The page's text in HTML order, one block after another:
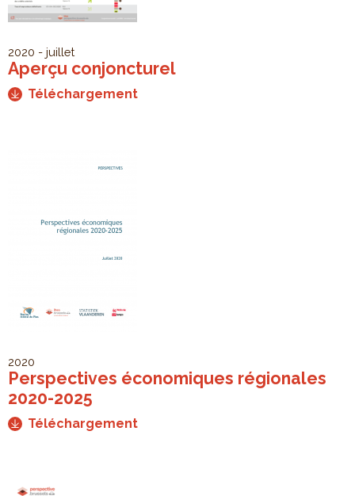
2020 - juillet
Aperçu conjoncturel
Téléchargement
2020
Perspectives économiques régionales
2020-2025
Téléchargement